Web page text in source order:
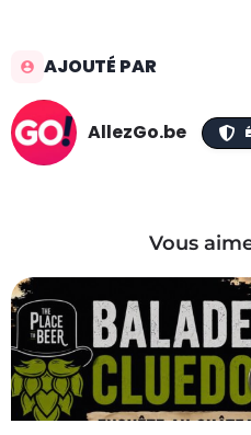
AJOUTÉ PAR
AllezGo.be
Vous